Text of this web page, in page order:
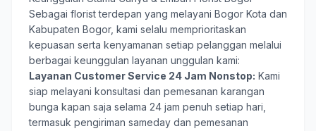
Sebagai florist terdepan yang melayani Bogor Kota dan
Kabupaten Bogor, kami selalu memprioritaskan
kepuasan serta kenyamanan setiap pelanggan melalui
berbagai keunggulan layanan unggulan kami:
Layanan Customer Service 24 Jam Nonstop: Kami
siap melayani konsultasi dan pemesanan karangan
bunga kapan saja selama 24 jam penuh setiap hari,
termasuk pengiriman sameday dan pemesanan